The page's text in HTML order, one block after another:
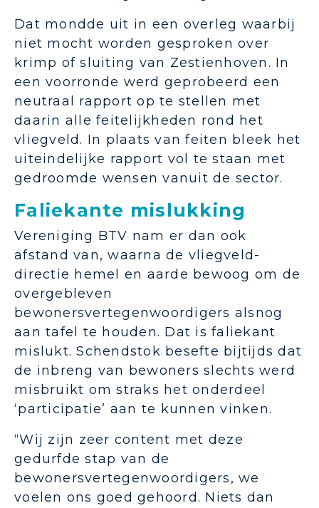
Dat mondde uit in een overleg waarbij
niet mocht worden gesproken over
krimp of sluiting van Zestienhoven. In
een voorronde werd geprobeerd een
neutraal rapport op te stellen met
daarin alle feitelijkheden rond het
vliegveld. In plaats van feiten bleek het
uiteindelijke rapport vol te staan met
gedroomde wensen vanuit de sector.
Faliekante mislukking
Vereniging BTV nam er dan ook
afstand van, waarna de vliegveld-
directie hemel en aarde bewoog om de
overgebleven
bewonersvertegenwoordigers alsnog
aan tafel te houden. Dat is faliekant
mislukt. Schendstok besefte bijtijds dat
de inbreng van bewoners slechts werd
misbruikt om straks het onderdeel
‘participatie’ aan te kunnen vinken.
“Wij zijn zeer content met deze
gedurfde stap van de
bewonersvertegenwoordigers, we
voelen ons goed gehoord. Niets dan